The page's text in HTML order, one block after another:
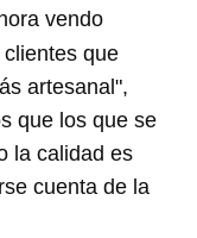
vendo
que
artesanal",
que los que se
la calidad es
cuenta de la